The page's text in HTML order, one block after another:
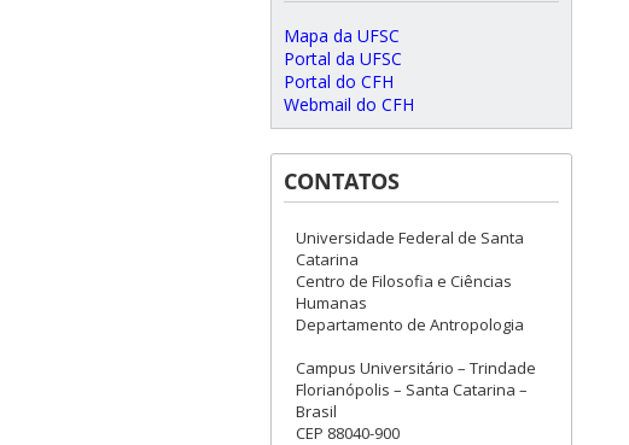
Mapa da UFSC
Portal da UFSC
Portal do CFH
Webmail do CFH
CONTATOS
Universidade Federal de Santa
Catarina
Centro de Filosofia e Ciências
Humanas
Departamento de Antropologia
Campus Universitário – Trindade
Florianópolis – Santa Catarina –
Brasil
CEP 88040-900